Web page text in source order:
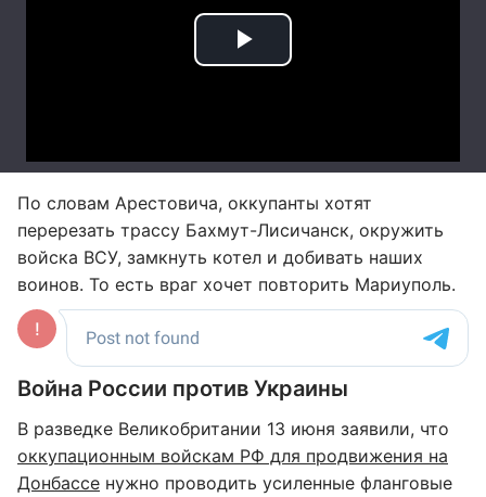
По словам Арестовича, оккупанты хотят
перерезать трассу Бахмут-Лисичанск, окружить
войска ВСУ, замкнуть котел и добивать наших
воинов. То есть враг хочет повторить Мариуполь.
Война России против Украины
В разведке Великобритании 13 июня заявили, что
оккупационным войскам РФ для продвижения на
Донбассе нужно проводить усиленные фланговые